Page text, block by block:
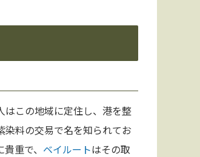
はこの地域に定住し、港を整
料の交易で名を知られてお
重で、 ベイルートはその取